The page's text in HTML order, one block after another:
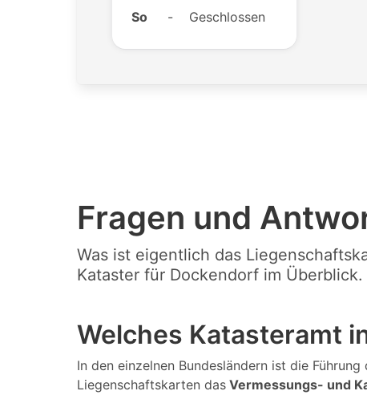
So
- Geschlossen
Fragen und
Was ist eigentlich das
Kataster für Dockendorf im Überblick.
Welches Katasteramt
In den einzelnen Bundesländern ist die
Liegenschaftskarten das Vermessungs- und